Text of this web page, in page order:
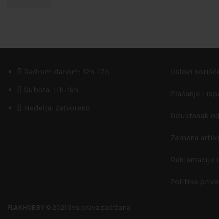
Radnim danom: 12h-17h
Subota: 11h-16h
Nedelja: zatvoreno
Uslovi
Plaćanje i
Odustanak
Zamena
Reklamacije
Politika
FLAKHOBBY © 2021 Sva prava zadržana